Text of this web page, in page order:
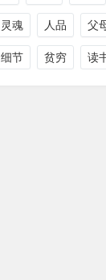
灵魂 人品 父
细节 贫穷 读